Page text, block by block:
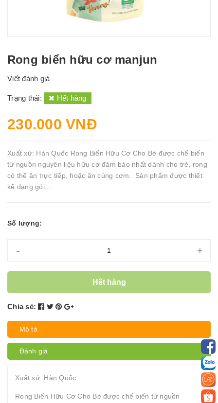
Rong biển hữu cơ manjun
Viết đánh giá
Trạng thái: Hết hàng
230.000 VNĐ
Xuất xứ: Hàn Quốc Rong Biển Hữu Cơ Cho Bé được chế biến
từ nguồn nguyên liệu hữu cơ đảm bảo nhất dành cho trẻ, rong
có thể ăn trực tiếp, hoặc ăn cùng cơm. Sản phẩm được thiết
kế dạng gói...
Số lượng:
- +
Hết hàng
Chia sẻ:
Mô tả
Đánh giá
Xuất xứ: Hàn Quốc
Rong Biển Hữu Cơ Cho Bé được chế biến từ nguồn